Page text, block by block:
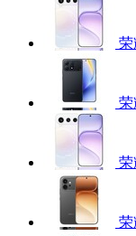
荣
荣
荣
荣